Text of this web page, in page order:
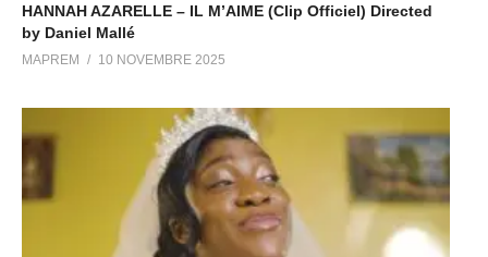
HANNAH AZARELLE – IL M’AIME (Clip Officiel) Directed
by Daniel Mallé
MAPREM 10 NOVEMBRE 2025